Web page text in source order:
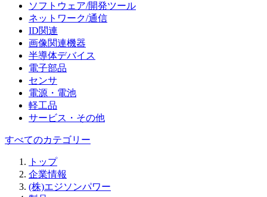
ソフトウェア/開発ツール
ネットワーク/通信
ID関連
画像関連機器
半導体デバイス
電子部品
センサ
電源・電池
軽工品
サービス・その他
すべてのカテゴリー
トップ
企業情報
(株)エジソンパワー